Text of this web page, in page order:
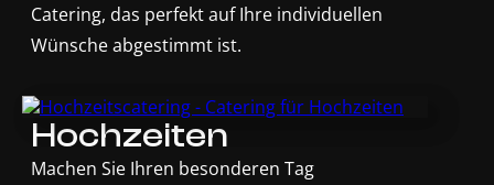
Catering, das perfekt auf Ihre individuellen
Wünsche abgestimmt ist.
Hochzeiten
Machen Sie Ihren besonderen Tag